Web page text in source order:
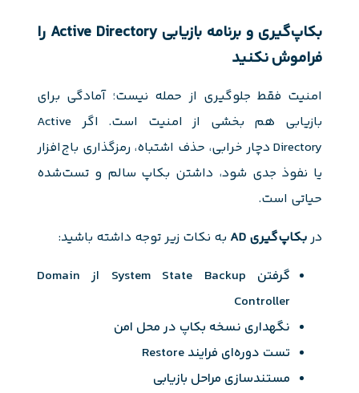
بکاپ‌گیری و برنامه بازیابی Active Directory را
فراموش نکنید
امنیت فقط جلوگیری از حمله نیست؛ آمادگی برای
بازیابی هم بخشی از امنیت است. اگر Active
Directory دچار خرابی، حذف اشتباه، رمزگذاری باج‌افزار
یا نفوذ جدی شود، داشتن بکاپ سالم و تست‌شده
حیاتی است.
در بکاپ‌گیری AD
به نکات زیر توجه داشته باشید:
گرفتن System State Backup از Domain
Controller
نگهداری نسخه بکاپ در محل امن
تست دوره‌ای فرایند Restore
مستندسازی مراحل بازیابی